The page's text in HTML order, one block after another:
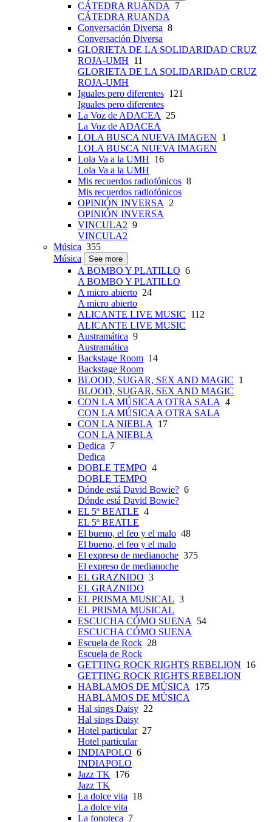
CÁTEDRA RUANDA
7
CÁTEDRA RUANDA
Conversación Diversa 8
Conversación Diversa
GLORIETA DE LA SOLIDARIDAD CRUZ
ROJA-UMH 11
GLORIETA DE LA SOLIDARIDAD CRUZ
ROJA-UMH
Iguales pero diferentes 121
Iguales pero diferentes
La Voz de ADACEA
25
La Voz de ADACEA
LOLA BUSCA NUEVA IMAGEN 1
LOLA BUSCA NUEVA IMAGEN
Lola Va a la UMH 16
Lola Va a la UMH
Mis recuerdos radiofónicos 8
Mis recuerdos radiofónicos
OPINIÓN INVERSA
2
OPINIÓN INVERSA
VINCULA2 9
VINCULA2
Música 355
Música
See more
A BOMBO Y PLATILLO 6
A BOMBO Y PLATILLO
A micro abierto 24
A micro abierto
ALICANTE LIVE MUSIC 112
ALICANTE LIVE MUSIC
Austramática 9
Austramática
Backstage Room 14
Backstage Room
BLOOD, SUGAR, SEX AND MAGIC 1
BLOOD, SUGAR, SEX AND MAGIC
CON LA MÚSICA A OTRA SALA 4
CON LA MÚSICA A OTRA SALA
CON LA NIEBLA
17
CON LA NIEBLA
Dedica 7
Dedica
DOBLE TEMPO 4
DOBLE TEMPO
Dónde está David Bowie? 6
Dónde está David Bowie?
EL 5º BEATLE 4
EL 5º BEATLE
El bueno, el feo y el malo 48
El bueno, el feo y el malo
El expreso de medianoche 375
El expreso de medianoche
EL GRAZNIDO 3
EL GRAZNIDO
EL PRISMA MUSICAL 3
EL PRISMA MUSICAL
ESCUCHA CÓMO SUENA
54
ESCUCHA CÓMO SUENA
Escuela de Rock 28
Escuela de Rock
GETTING ROCK RIGHTS REBELION 16
GETTING ROCK RIGHTS REBELION
HABLAMOS DE MÚSICA
175
HABLAMOS DE MÚSICA
Hal sings Daisy 22
Hal sings Daisy
Hotel particular27
Hotel particular
INDIAPOLO 6
INDIAPOLO
Jazz TK 176
Jazz TK
La dolce vita 18
La dolce vita
La fonoteca 7